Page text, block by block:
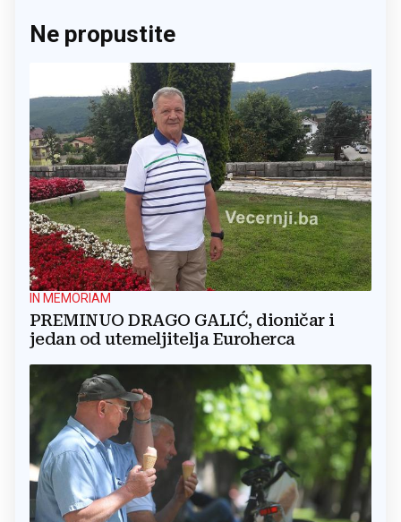
Ne propustite
IN MEMORIAM
PREMINUO DRAGO GALIĆ, dioničar i
jedan od utemeljitelja Euroherca